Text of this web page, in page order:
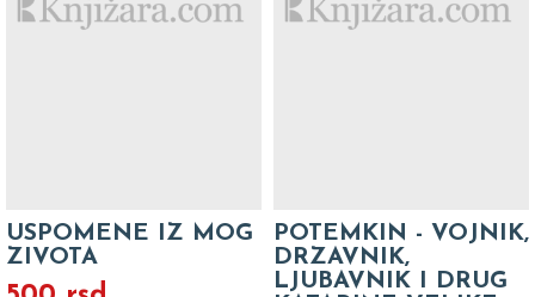
USPOMENE IZ MOG
ZIVOTA
POTEMKIN - VOJNIK,
DRZAVNIK,
LJUBAVNIK I DRUG